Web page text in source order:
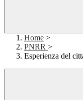
Home >
PNRR >
Esperienza del